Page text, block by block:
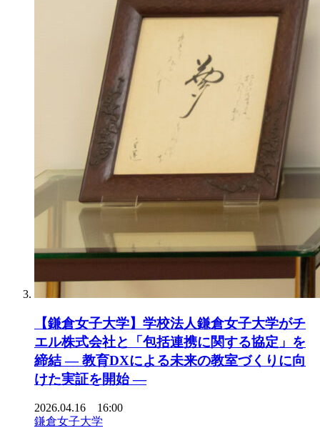
【鎌倉女子大学】学校法人鎌倉女子大学がチ
エル株式会社と「包括連携に関する協定」を
締結 ― 教育DXによる未来の教室づくりに向
けた実証を開始 ―
2026.04.16 16:00
鎌倉女子大学